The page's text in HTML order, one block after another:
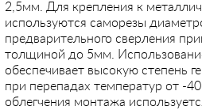
2,5мм. Для крепления к
используются саморезы
предварительного сверления
толщиной до 5мм.
обеспечивает высокую степень
при перепадах температур от -
облегчения монтажа